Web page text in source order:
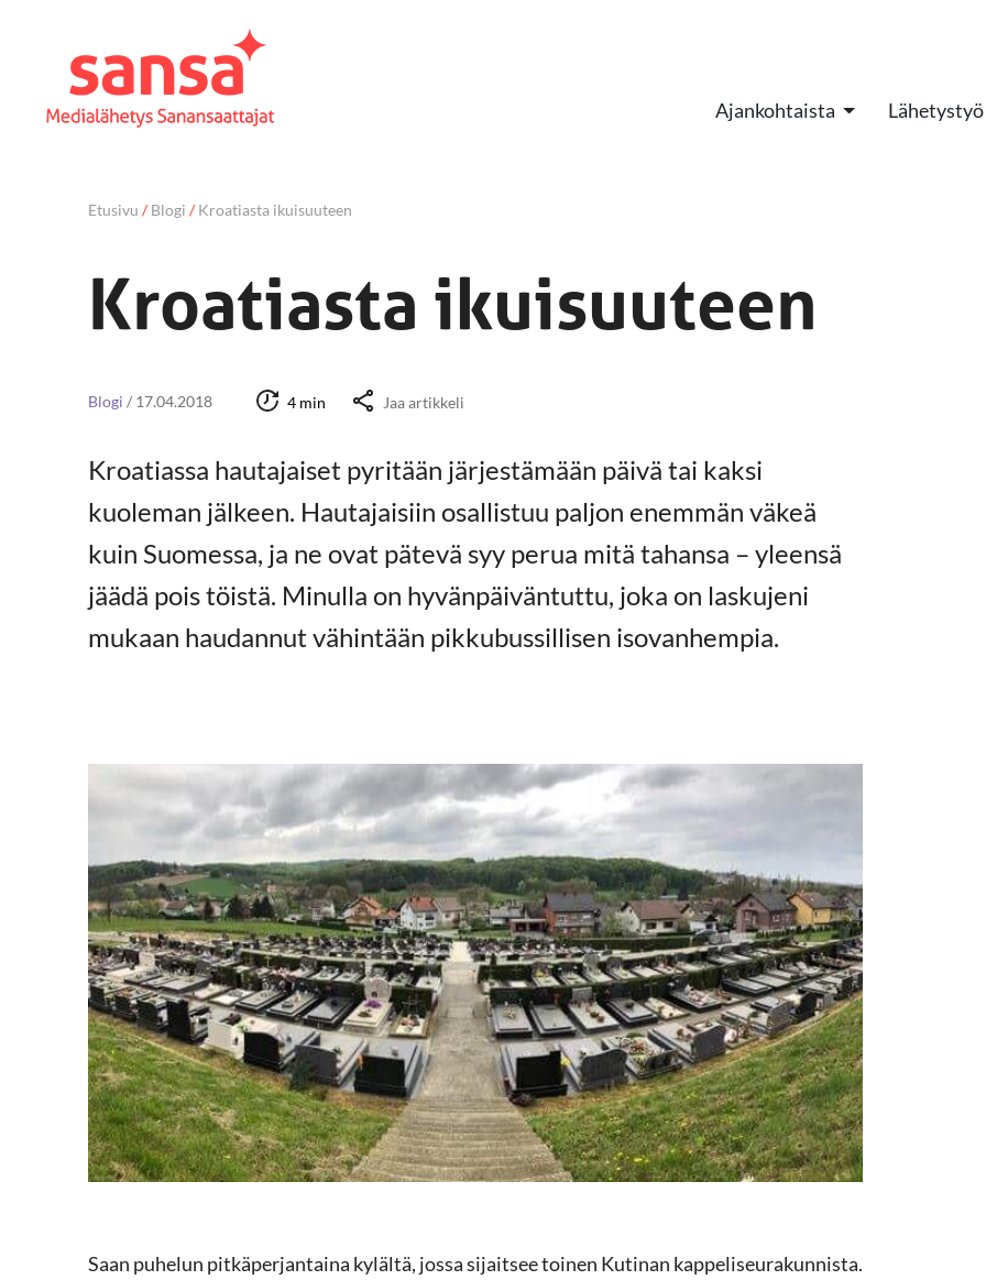
Ajankohtaista Lähetystyö
Etusivu /Blogi /Kroatiasta ikuisuuteen
Kroatiasta ikuisuuteen
Blogi / 17.04.2018 4 min Jaa artikkeli
Kroatiassa hautajaiset pyritään järjestämään päivä tai kaksi
kuoleman jälkeen. Hautajaisiin osallistuu paljon enemmän väkeä
kuin Suomessa, ja ne ovat pätevä syy perua mitä tahansa – yleensä
jäädä pois töistä. Minulla on hyvänpäiväntuttu, joka on laskujeni
mukaan haudannut vähintään pikkubussillisen isovanhempia.
Saan puhelun pitkäperjantaina kylältä, jossa sijaitsee toinen Kutinan kappeliseurakunnista.